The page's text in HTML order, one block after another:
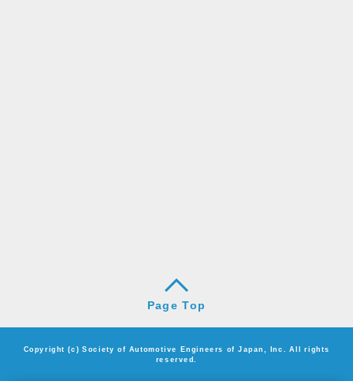
Page Top
Copyright (c) Society of Automotive Engineers of Japan, Inc. All rights
reserved.